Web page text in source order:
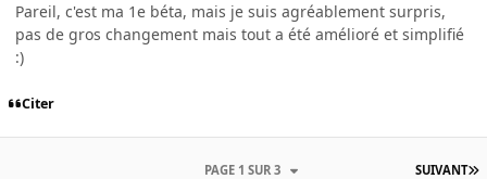
Pareil, c'est ma 1e béta, mais je suis agréablement surpris,
pas de gros changement mais tout a été amélioré et simplifié
:)
Citer
SUIVANT
PAGE 1 SUR 3